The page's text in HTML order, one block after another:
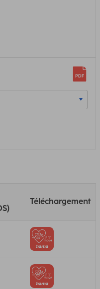
Téléchargement